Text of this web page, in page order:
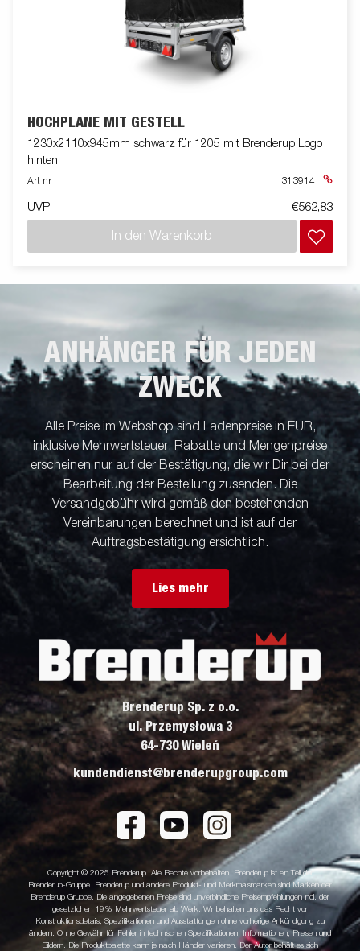
HOCHPLANE MIT GESTELL
1230x2110x945mm schwarz für 1205 mit Brenderup Logo
hinten
Art nr 313914
UVP €562,83
In den Warenkorb
ANHÄNGER FÜR JEDEN
ZWECK
Alle Preise im Webshop sind Ladenpreise in EUR,
inklusive Mehrwertsteuer. Rabatte und Mengenpreise
erscheinen nur auf der Bestätigung, die wir Dir bei der
Bearbeitung der Bestellung zusenden. Die
Versandgebühr wird gemäß den bestehenden
Vereinbarungen berechnet und ist auf der
Auftragsbestätigung ersichtlich.
Lies mehr
Brenderup Sp. z o.o.
ul. Przemysłowa 3
64-730 Wieleń
kundendienst@brenderupgroup.com
Copyright © 2025 Brenderup. Alle Rechte vorbehalten. Brenderup ist ein Teil der
Brenderup-Gruppe. Brenderup und andere Produkt- und Merkmalsmarken sind Marken der
Brenderup Gruppe. Die angegebenen Preise sind unverbindliche Preisempfehlungen incl. der
gesetzlichen 19% Mehrwertsteuer ab Werk. Wir behalten uns das Recht vor
Konstruktionsdetails, Spezifikationen und Ausstattungen ohne vorherige Ankündigung zu
ändern. Ohne Gewähr für Fehler in technischen Spezifikationen, Informationen, Preisen und
Bildern. Die Produktpalette kann je nach Händler variieren. Der Autor behält es sich